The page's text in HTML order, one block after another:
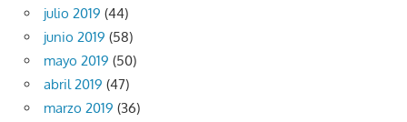
julio 2019 (44)
junio 2019 (58)
mayo 2019 (50)
abril 2019 (47)
marzo 2019 (36)